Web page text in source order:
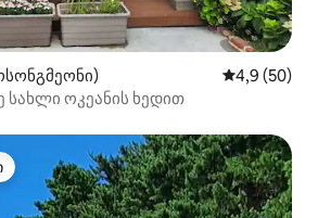
საშუალო
4,9 (50)
სახლი ოკეანის ხედით